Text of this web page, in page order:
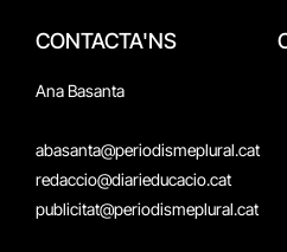
CONTACTA'NS
Ana Basanta
abasanta@periodismeplural.cat
redaccio@diarieducacio.cat
publicitat@periodismeplural.cat